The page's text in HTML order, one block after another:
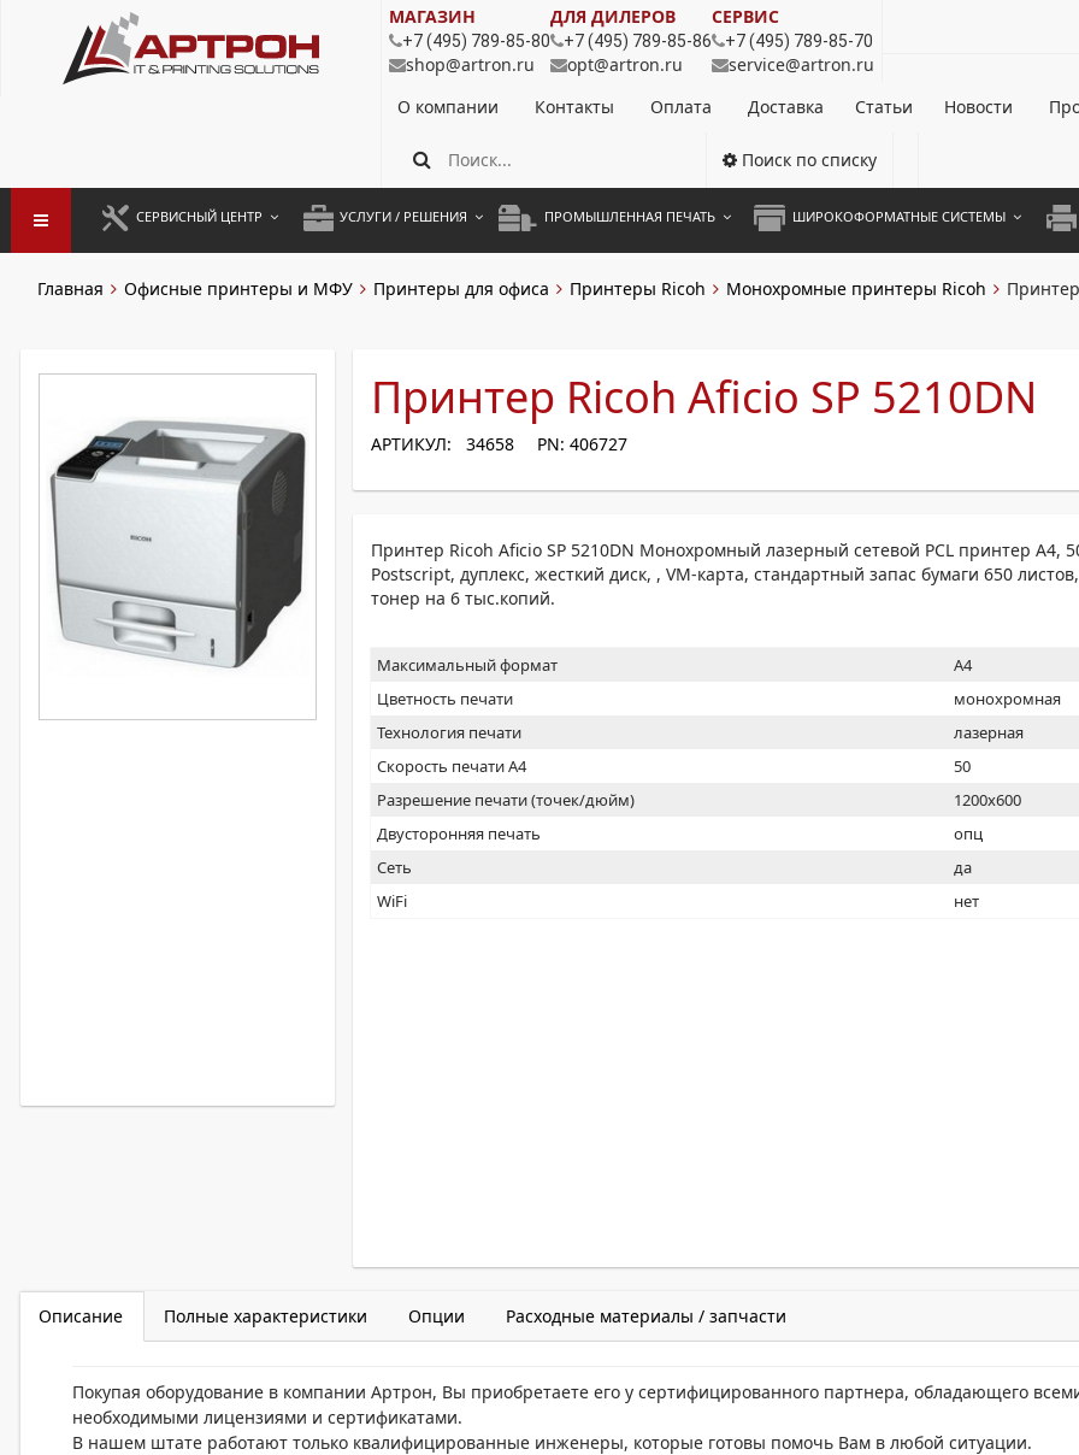
МАГАЗИН
+7 (495) 789-85-80
shop@artron.ru
ДЛЯ ДИЛЕРОВ
+7 (495) 789-85-86
opt@artron.ru
СЕРВИС
+7 (495) 789-85-70
service@artron.ru
О компании
Контакты Оплата Доставка Статьи Новости
Поиск по списку
СЕРВИСНЫЙ ЦЕНТР
ПРОФИЛАКТИКА И ТО
РАЗОВЫЕ РЕМОНТЫ
УСЛУГИ / РЕШЕНИЯ
АРЕНДА ОБОРУДОВАНИЯ
ПРОМЫШЛЕННАЯ ПЕЧАТЬ ШИРОКОФОРМАТНЫЕ СИСТЕМЫ
Главная Офисные принтеры и МФУ Принтеры для офиса Принтеры Ricoh Монохромные принтеры Ricoh
Принтер Ricoh Aficio SP 5210DN
АРТИКУЛ: 34658 PN: 406727
Принтер Ricoh Aficio SP 5210DN Монохромный лазерный сетевой PCL принтер A4,
Postscript, дуплекс, жесткий диск, , VM-карта, стандартный запас бумаги 650
тонер на 6 тыс.копий.
Максимальный формат
A4
Цветность печати
монохромная
Технология печати
лазерная
Скорость печати А4
50
Разрешение печати (точек/дюйм)
1200x600
Двусторонняя печать
опц
Сеть
да
WiFi
нет
Описание Полные характеристики Опции Расходные материалы / запчасти
Покупая оборудование в компании Артрон, Вы приобретаете его у сертифицированного партнера, обладающего
необходимыми лицензиями и сертификатами.
В нашем штате работают только квалифицированные инженеры, которые готовы помочь Вам в любой ситуации.